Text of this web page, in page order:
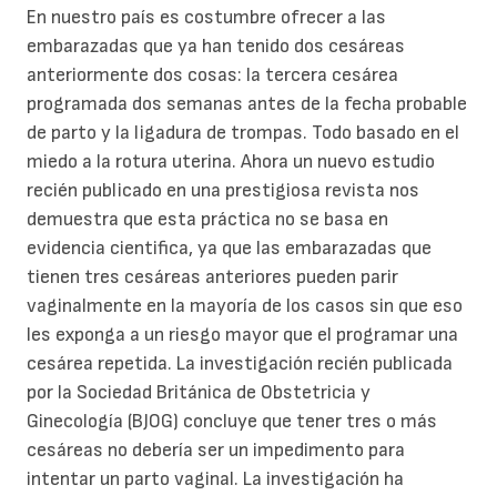
En nuestro país es costumbre ofrecer a las
embarazadas que ya han tenido dos cesáreas
anteriormente dos cosas: la tercera cesárea
programada dos semanas antes de la fecha probable
de parto y la ligadura de trompas. Todo basado en el
miedo a la rotura uterina. Ahora un nuevo estudio
recién publicado en una prestigiosa revista nos
demuestra que esta práctica no se basa en
evidencia cientifica, ya que las embarazadas que
tienen tres cesáreas anteriores pueden parir
vaginalmente en la mayoría de los casos sin que eso
les exponga a un riesgo mayor que el programar una
cesárea repetida. La investigación recién publicada
por la Sociedad Británica de Obstetricia y
Ginecología (BJOG) concluye que tener tres o más
cesáreas no debería ser un impedimento para
intentar un parto vaginal. La investigación ha